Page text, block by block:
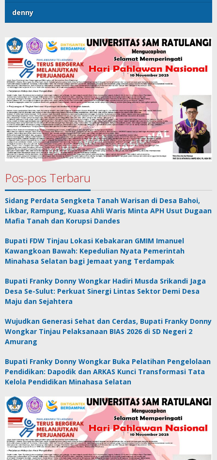
denny
Pos-pos Terbaru
Sidang Perdata Sengketa Tanah Warisan di Desa Bahoi,
Likbar, Rampung, Kuasa Ahli Waris Minta APH Usut Dugaan
Mafia Tanah dan Korupsi Dandes
Bupati FDW Tinjau Lokasi Kebakaran GMIM Imanuel
Kawangkoan Bawah: Kepedulian Nyata Pemerintah
Minahasa Selatan bagi Jemaat yang Terdampak
Bupati Franky Donny Wongkar Hadiri Musda Srikandi Jaga
Desa Se-Sulut: Perkuat Sinergi Lintas Sektor Demi Desa
Maju dan Sejahtera
Wujudkan Generasi Sehat dan Cerdas, Bupati Franky Donny
Wongkar Tinjau Pelaksanaan BIAS 2026 di SD Negeri 2
Amurang
Bupati Franky Donny Wongkar Buka Pelatihan Pengelolaan
Pendidikan: Dapodik dan ARKAS Kunci Transformasi Tata
Kelola Pendidikan Minahasa Selatan